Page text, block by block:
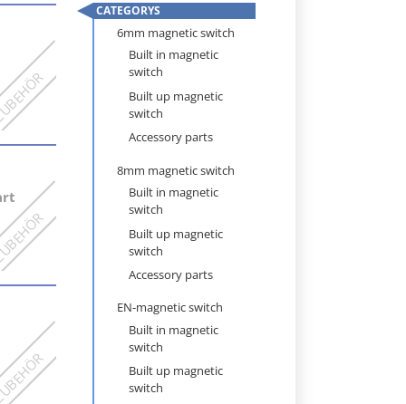
CATEGORYS
Skip
navigation
6mm magnetic switch
Built in magnetic
switch
Built up magnetic
switch
Accessory parts
8mm magnetic switch
Built in magnetic
switch
Built up magnetic
switch
Accessory parts
EN-magnetic switch
Built in magnetic
switch
Built up magnetic
switch